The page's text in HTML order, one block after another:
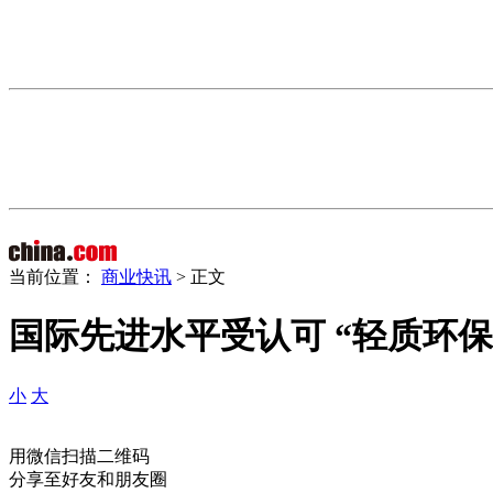
当前位置： 商业快讯 > 正文
国际先进水平受认可 “轻质环
小 大
用微信扫描二维码
分享至好友和朋友圈